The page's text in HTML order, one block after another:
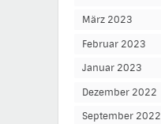
März 2023
Februar 2023
Januar 2023
Dezember 2022
September 2022